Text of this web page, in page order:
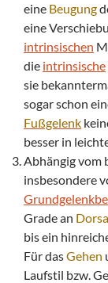
eine Beugung
eine
intrinsischen
die intrinsische
sie
sogar schon
Fußgelenk
besser in
Abhängig vom
insbesondere
Grade an
bis ein
Für dasGehen
Laufstil bzw.